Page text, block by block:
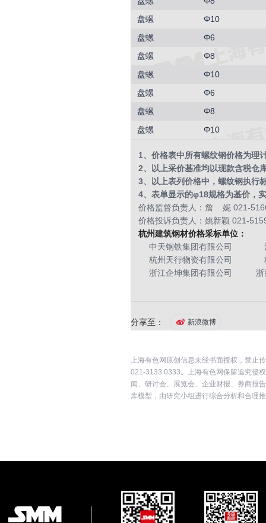
盘螺
Φ10
盘螺
Φ6
盘螺
Φ8
盘螺
Φ10
盘螺
Φ6
盘螺
Φ8
盘螺
Φ10
1、价格表中所有螺纹钢价格为理
2、以上采价基准均以现款含税仓
3、以上表列价格中，螺纹钢执行
4、表单显示的φ18规格为基价，
价格监督负责人：詹 妮 021-
价格投诉负责人：姚新颖 021-
杭州建筑钢材价格采标单位：
中天钢铁集团有限公司
杭州天行物资有限公司
浙江企坤集团有限公司
浙
分享至： 新浪微博
上海有色网原创信息未经书面授权，禁止
021-3133 0333。上海有色网保留追究侵
闻、研讨会、展览会、企业财报、券商报
库模型，由研究小组进行综合分析和合理